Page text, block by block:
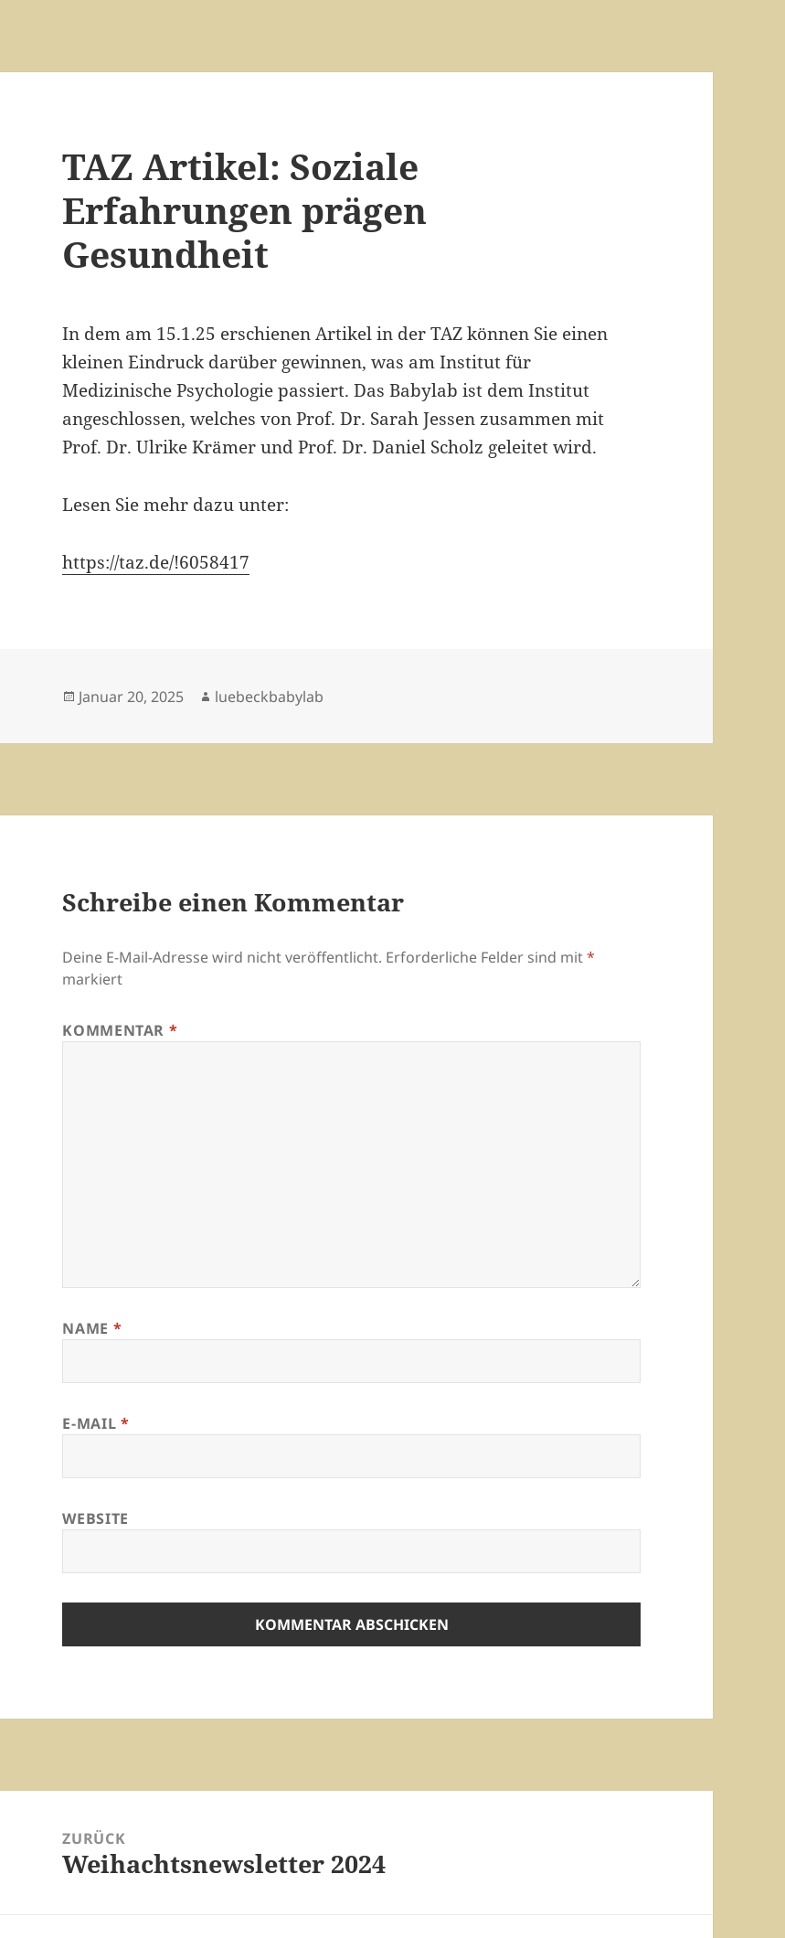
TAZ Artikel: Soziale
Erfahrungen prägen
Gesundheit
In dem am 15.1.25 erschienen Artikel in der TAZ können Sie einen
kleinen Eindruck darüber gewinnen, was am Institut für
Medizinische Psychologie passiert. Das Babylab ist dem Institut
angeschlossen, welches von Prof. Dr. Sarah Jessen zusammen mit
Prof. Dr. Ulrike Krämer und Prof. Dr. Daniel Scholz geleitet wird.
Lesen Sie mehr dazu unter:
https://taz.de/!6058417
Veröffentlicht
Januar 20, 2025 Autor
luebeckbabylab
Schreibe einen Kommentar
Deine E-Mail-Adresse wird nicht veröffentlicht. Erforderliche Felder sind mit*
markiert
KOMMENTAR *
NAME *
E-MAIL *
WEBSITE
NavigationZURÜCK
Vorheriger
Weihachtsnewsletter 2024